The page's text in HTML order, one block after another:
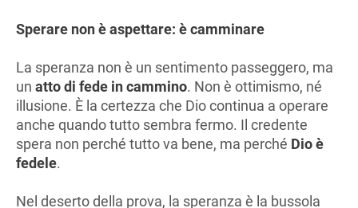
Sperare non è aspettare: è camminare
La speranza non è un sentimento passeggero, ma
un atto di fede in cammino. Non è ottimismo, né
illusione. È la certezza che Dio continua a operare
anche quando tutto sembra fermo. Il credente
spera non perché tutto va bene, ma perché Dio è
fedele.
Nel deserto della prova, la speranza è la bussola